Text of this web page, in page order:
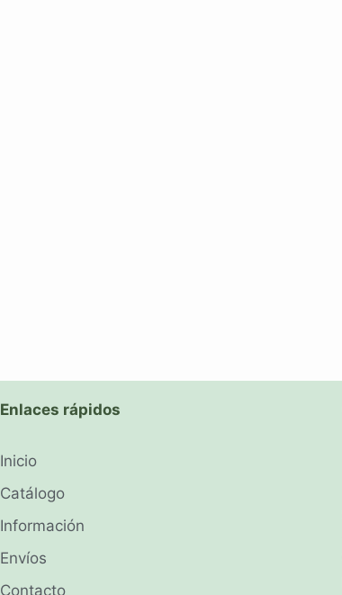
Enlaces rápidos
Inicio
Catálogo
Información
Envíos
Contacto